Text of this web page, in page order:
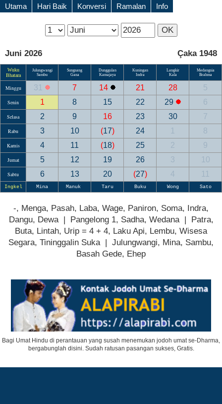
Utama Hari Baik Konversi Ramalan Info
Juni 2026 Çaka 1948
Wuku
Bhatara
Julungwangi
Sambu
Sungsang
Gana
Dunggulan
Kamajaya
Kuningan
Indra
Langkir
Kala
Medangsia
Brahma
Minggu 31 7 14 21 28 5
Senin 1 8 15 22 29 6
Selasa 2 9 16 23 30 7
Rabu 3 10 (17) 24 1 8
Kamis 4 11 (18) 25 2 9
Jumat 5 12 19 26 3 10
Sabtu 6 13 20 (27) 4 11
Ingkel Mina Manuk Taru Buku Wong Sato
-, Menga, Pasah, Laba, Wage, Paniron, Soma, Indra,
Dangu, Dewa | Pangelong 1, Sadha, Wedana | Patra,
Buta, Lintah, Urip = 4 + 4, Laku Api, Lembu, Wisesa
Segara, Tininggalin Suka | Julungwangi, Mina, Sambu,
Basah Gede, Ehep
Bagi Umat Hindu di perantauan yang susah menemukan jodoh umat se-Dharma,
bergabunglah disini. Sudah ratusan pasangan sukses, Gratis.